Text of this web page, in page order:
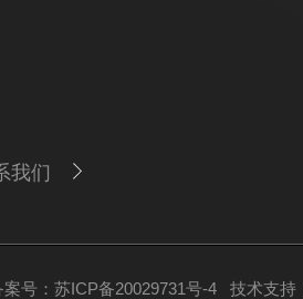
我们
案号：苏ICP备20029731号-4 技术支持